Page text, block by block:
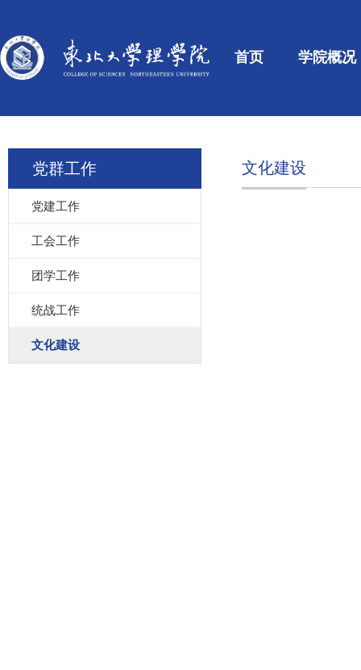
首页 学院概况
党群工作
党建工作
工会工作
团学工作
统战工作
文化建设
文化建设